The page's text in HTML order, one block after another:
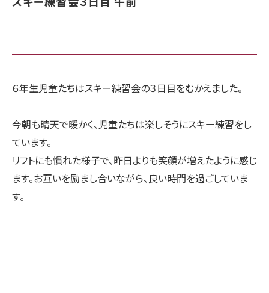
６年生児童たちはスキー練習会の３日目をむかえました。
今朝も晴天で暖かく、児童たちは楽しそうにスキー練習をし
ています。
リフトにも慣れた様子で、昨日よりも笑顔が増えたように感じ
ます。お互いを励まし合いながら、良い時間を過ごしていま
す。